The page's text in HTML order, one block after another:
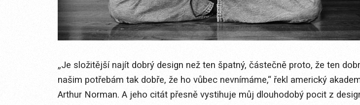
„Je složitější najít dobrý design než ten špatný, částečně proto, že ten
našim potřebám tak dobře, že ho vůbec nevnímáme,“ řekl americký
Arthur Norman. A jeho citát přesně vystihuje můj dlouhodobý pocit z